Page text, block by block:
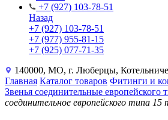
+7 (927) 103-78-51
Назад
+7 (927) 103-78-51
+7 (977) 955-81-15
+7 (925) 077-71-35
140000, МО, г. Люберцы,
Главная Каталог товаров Фитинги и
Звенья соединительные европейского
соединительное европейского типа 15